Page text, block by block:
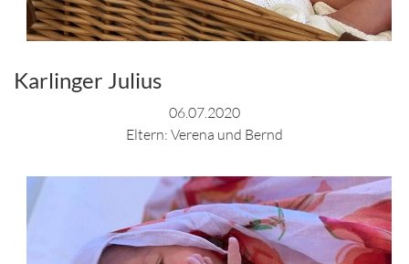
Karlinger Julius
06.07.2020
Eltern: Verena und Bernd